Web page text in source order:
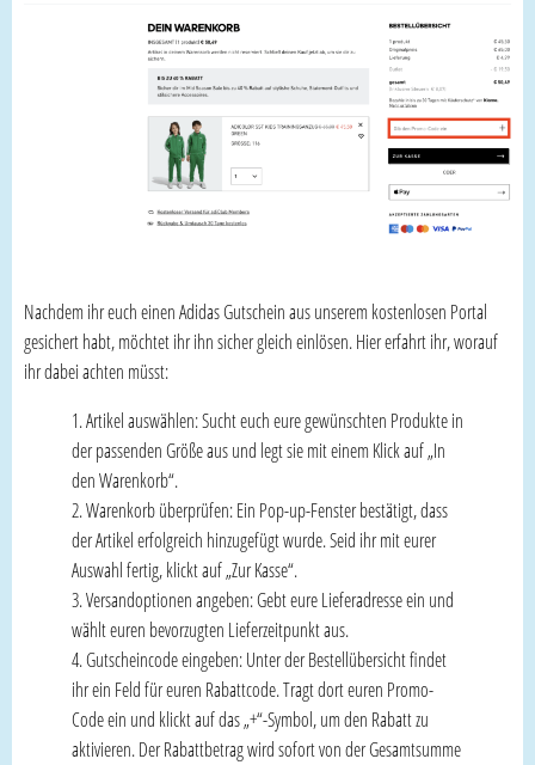
Nachdem ihr euch einen Adidas Gutschein aus unserem kostenlosen Portal
gesichert habt, möchtet ihr ihn sicher gleich einlösen. Hier erfahrt ihr, worauf
ihr dabei achten müsst:
Artikel auswählen: Sucht euch eure gewünschten Produkte in
der passenden Größe aus und legt sie mit einem Klick auf „In
den Warenkorb“.
Warenkorb überprüfen: Ein Pop-up-Fenster bestätigt, dass
der Artikel erfolgreich hinzugefügt wurde. Seid ihr mit eurer
Auswahl fertig, klickt auf „Zur Kasse“.
Versandoptionen angeben: Gebt eure Lieferadresse ein und
wählt euren bevorzugten Lieferzeitpunkt aus.
Gutscheincode eingeben: Unter der Bestellübersicht findet
ihr ein Feld für euren Rabattcode. Tragt dort euren Promo-
Code ein und klickt auf das „+“-Symbol, um den Rabatt zu
aktivieren. Der Rabattbetrag wird sofort von der Gesamtsumme